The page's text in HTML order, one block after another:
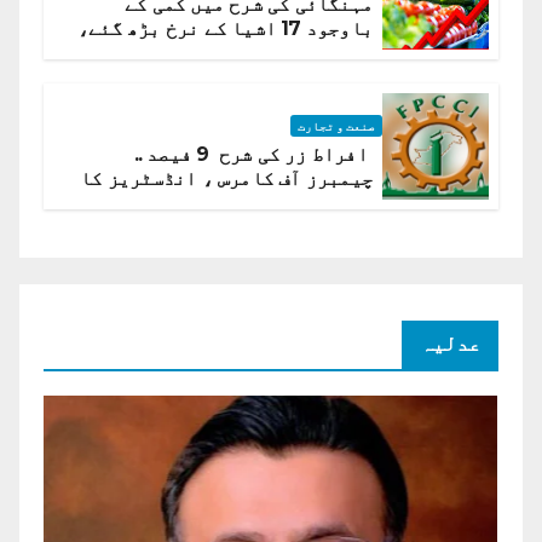
باوجود 17 اشیا کے نرخ بڑھ گئے،
صنعت و تجارت
افراط زر کی شرح 9 فیصد ..
چیمبرز آف کامرس ، انڈسٹریز کا
عدلیہ